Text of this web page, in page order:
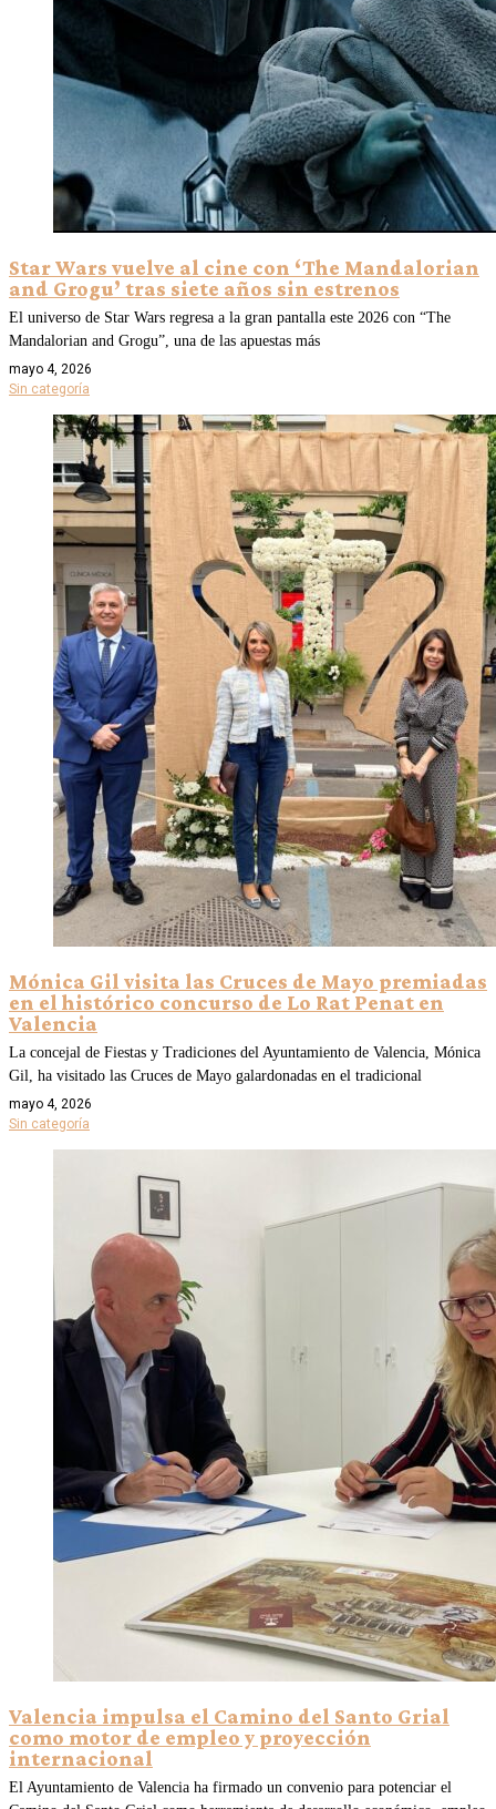
Star Wars vuelve al cine con ‘The Mandalorian
and Grogu’ tras siete años sin estrenos
El universo de Star Wars regresa a la gran pantalla este 2026 con “The
Mandalorian and Grogu”, una de las apuestas más
mayo 4, 2026
Sin categoría
Mónica Gil visita las Cruces de Mayo premiadas
en el histórico concurso de Lo Rat Penat en
Valencia
La concejal de Fiestas y Tradiciones del Ayuntamiento de Valencia, Mónica
Gil, ha visitado las Cruces de Mayo galardonadas en el tradicional
mayo 4, 2026
Sin categoría
Valencia impulsa el Camino del Santo Grial
como motor de empleo y proyección
internacional
El Ayuntamiento de Valencia ha firmado un convenio para potenciar el